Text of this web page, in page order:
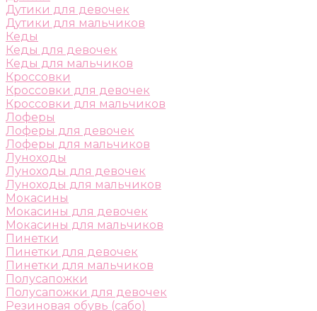
Дутики для девочек
Дутики для мальчиков
Кеды
Кеды для девочек
Кеды для мальчиков
Кроссовки
Кроссовки для девочек
Кроссовки для мальчиков
Лоферы
Лоферы для девочек
Лоферы для мальчиков
Луноходы
Луноходы для девочек
Луноходы для мальчиков
Мокасины
Мокасины для девочек
Мокасины для мальчиков
Пинетки
Пинетки для девочек
Пинетки для мальчиков
Полусапожки
Полусапожки для девочек
Резиновая обувь (сабо)